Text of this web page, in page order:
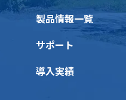
製品情報一覧
サポート
導入実績